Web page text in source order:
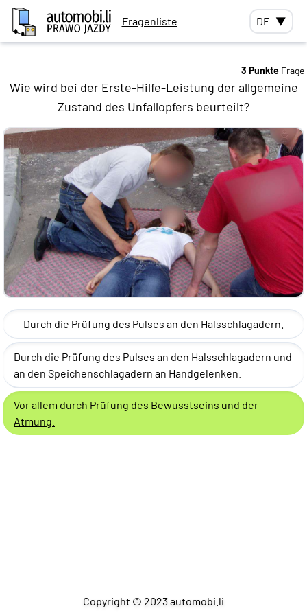
Fragenliste DE ▼
3 Punkte Frage
Wie wird bei der Erste-Hilfe-Leistung der allgemeine
Zustand des Unfallopfers beurteilt?
Durch die Prüfung des Pulses an den Halsschlagadern.
Durch die Prüfung des Pulses an den Halsschlagadern und
an den Speichenschlagadern an Handgelenken.
Vor allem durch Prüfung des Bewusstseins und der
Atmung.
Copyright © 2023 automobi.li